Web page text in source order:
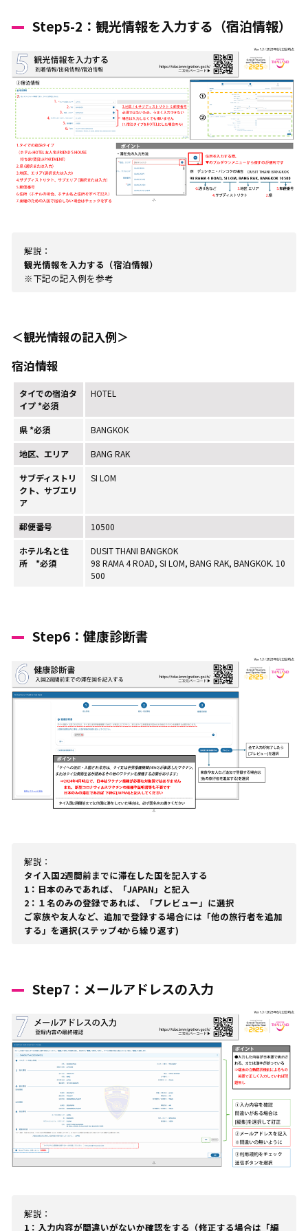
Step5-2：観光情報を入力する（宿泊情報）
解説：
観光情報を入力する（宿泊情報）
※下記の記入例を参考
＜観光情報の記入例＞
宿泊情報
タイでの宿泊タ
イプ *必須
HOTEL
県 *必須 BANGKOK
地区、エリア BANG RAK
サブディストリ
クト、サブエリ
ア
SI LOM
郵便番号 10500
ホテル名と住
所 *必須
DUSIT THANI BANGKOK
98 RAMA 4 ROAD, SI LOM, BANG RAK, BANGKOK. 10
500
Step6：健康診断書
解説：
タイ入国2週間前までに滞在した国を記入する
1：日本のみであれば、「JAPAN」と記入
2：１名のみの登録であれば、「プレビュー」に選択
ご家族や友人など、追加で登録する場合には「他の旅行者を追加
する」を選択(ステップ4から繰り返す)
Step7：メールアドレスの入力
解説：
1：入力内容が間違いがないか確認をする（修正する場合は「編